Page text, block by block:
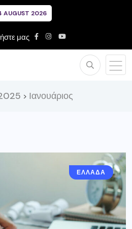
AUGUST 2026
μας
> Ιανουάριος
ΕΛΛΑΔΑ